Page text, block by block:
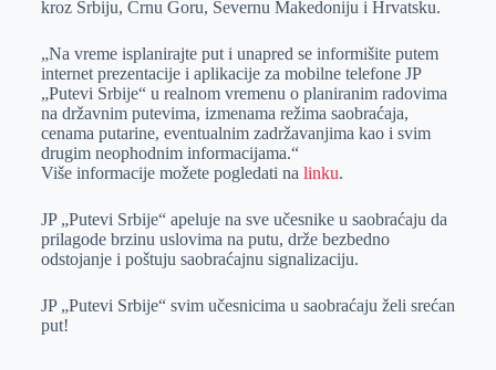
kroz Srbiju, Crnu Goru, Severnu Makedoniju i Hrvatsku.
„Na vreme isplanirajte put i unapred se informišite putem
internet prezentacije i aplikacije za mobilne telefone JP
„Putevi Srbije“ u realnom vremenu o planiranim radovima
na državnim putevima, izmenama režima saobraćaja,
cenama putarine, eventualnim zadržavanjima kao i svim
drugim neophodnim informacijama.“
Više informacije možete pogledati na linku.
JP „Putevi Srbije“ apeluje na sve učesnike u saobraćaju da
prilagode brzinu uslovima na putu, drže bezbedno
odstojanje i poštuju saobraćajnu signalizaciju.
JP „Putevi Srbije“ svim učesnicima u saobraćaju želi srećan
put!